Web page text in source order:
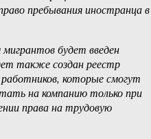
пребывания иностранца в
будет введен
также создан реестр
которые смогут
на компанию только при
права на трудовую